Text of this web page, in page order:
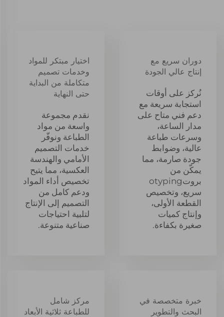
دوران سريع مع
إنتاج عالي الجودة
نُركز على أوقات
استجابة سريعة مع
دعم فني متاح على
مدار الساعة،
وسرعات طباعة
عالية، وضوابط
جودة صارمة، مما
يمكّن من
بروتotyping
سريع، وتخصيص
القطعة الأولى،
وإنتاج كميات
صغيرة بكفاءة.
اختيار مبتكر للمواد
وخدمات تصميم
متكاملة من البداية
حتى النهاية
نقدم مجموعة
واسعة من مواد
الطباعة ونوفّر
خدمات التصميم
الأمامي والهندسة
العكسية، مما يتيح
تخصيص أداء المواد
ودعم كامل من
التصميم إلى الإنتاج
لتلبية احتياجات
صناعية متنوعة.
خبرة متخصصة في
البحث والتطوير
مركز شامل
للطباعة ثلاثية الأبعاد